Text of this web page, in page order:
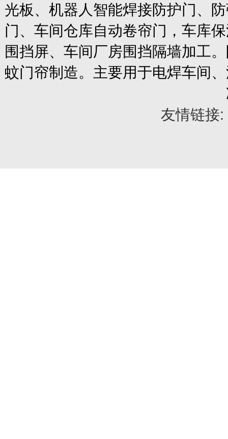
光板、机器人智能焊接防护门、
门、车间仓库自动卷帘门 ，车库
围挡屏、车间厂房围挡隔墙加工
蚊门帘制造。主要用于电焊车间
友情链接: